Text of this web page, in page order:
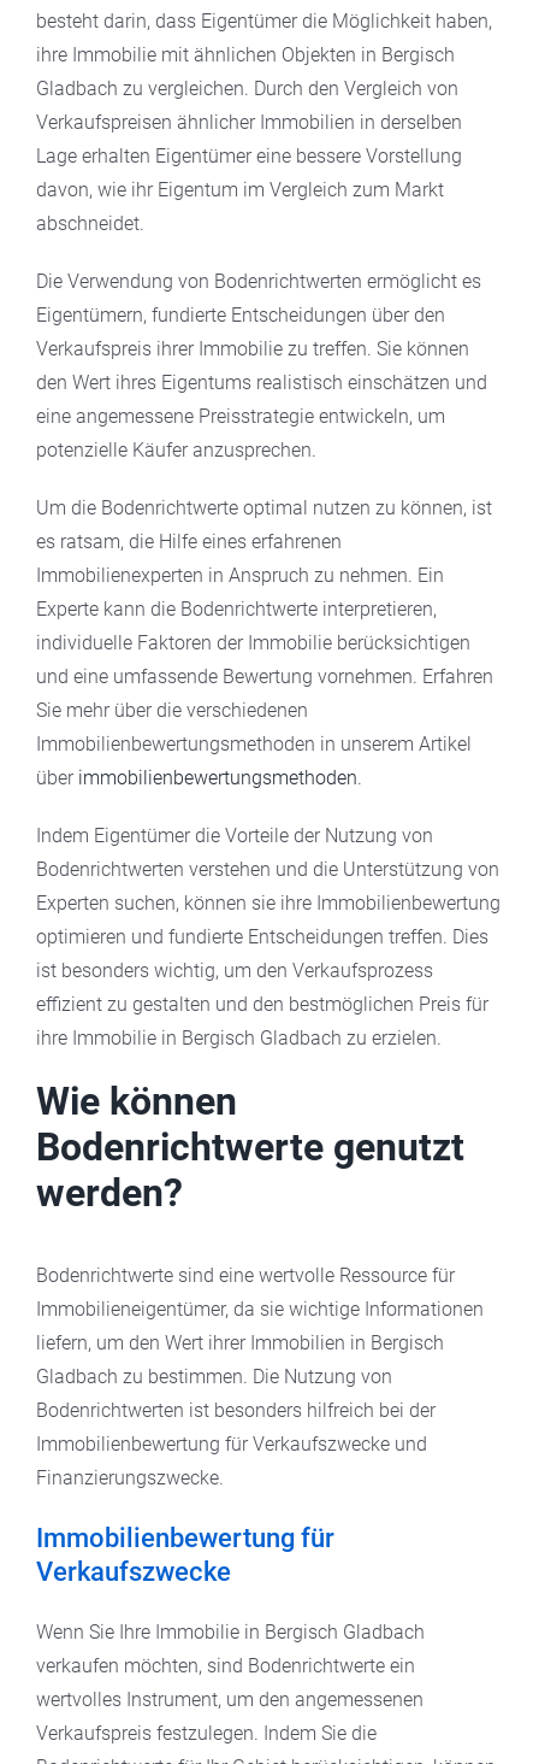
besteht darin, dass Eigentümer die Möglichkeit haben,
ihre Immobilie mit ähnlichen Objekten in Bergisch
Gladbach zu vergleichen. Durch den Vergleich von
Verkaufspreisen ähnlicher Immobilien in derselben
Lage erhalten Eigentümer eine bessere Vorstellung
davon, wie ihr Eigentum im Vergleich zum Markt
abschneidet.
Die Verwendung von Bodenrichtwerten ermöglicht es
Eigentümern, fundierte Entscheidungen über den
Verkaufspreis ihrer Immobilie zu treffen. Sie können
den Wert ihres Eigentums realistisch einschätzen und
eine angemessene Preisstrategie entwickeln, um
potenzielle Käufer anzusprechen.
Um die Bodenrichtwerte optimal nutzen zu können, ist
es ratsam, die Hilfe eines erfahrenen
Immobilienexperten in Anspruch zu nehmen. Ein
Experte kann die Bodenrichtwerte interpretieren,
individuelle Faktoren der Immobilie berücksichtigen
und eine umfassende Bewertung vornehmen. Erfahren
Sie mehr über die verschiedenen
Immobilienbewertungsmethoden in unserem Artikel
über immobilienbewertungsmethoden.
Indem Eigentümer die Vorteile der Nutzung von
Bodenrichtwerten verstehen und die Unterstützung von
Experten suchen, können sie ihre Immobilienbewertung
optimieren und fundierte Entscheidungen treffen. Dies
ist besonders wichtig, um den Verkaufsprozess
effizient zu gestalten und den bestmöglichen Preis für
ihre Immobilie in Bergisch Gladbach zu erzielen.
Wie können
Bodenrichtwerte genutzt
werden?
Bodenrichtwerte sind eine wertvolle Ressource für
Immobilieneigentümer, da sie wichtige Informationen
liefern, um den Wert ihrer Immobilien in Bergisch
Gladbach zu bestimmen. Die Nutzung von
Bodenrichtwerten ist besonders hilfreich bei der
Immobilienbewertung für Verkaufszwecke und
Finanzierungszwecke.
Immobilienbewertung für
Verkaufszwecke
Wenn Sie Ihre Immobilie in Bergisch Gladbach
verkaufen möchten, sind Bodenrichtwerte ein
wertvolles Instrument, um den angemessenen
Verkaufspreis festzulegen. Indem Sie die